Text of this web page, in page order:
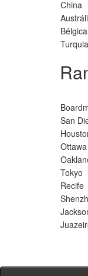
China
Bélgica
Turquia
San
Ottawa
Tokyo
Recife